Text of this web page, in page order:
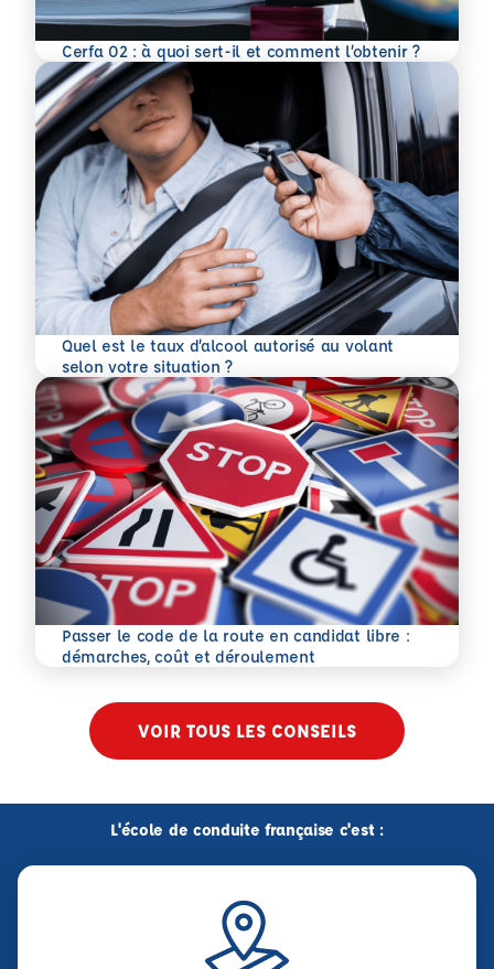
Cerfa 02 : à quoi sert-il et comment l’obtenir ?
En savoir plus
Quel est le taux d’alcool autorisé au volant
selon votre situation ?
En savoir plus
Passer le code de la route en candidat libre :
démarches, coût et déroulement
En savoir plus
VOIR TOUS LES CONSEILS
L'école de conduite française c'est :